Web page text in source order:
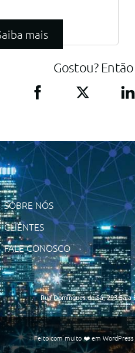
mais
Gostou?
SOBRE NÓS
CLIENTES
FALE CONOSCO
Rua Domingues de Sá, 293
Feito com muito ❤️ em WordPress